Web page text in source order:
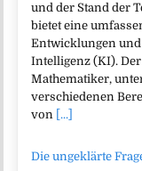
und der Stand der
bietet eine
Entwicklungen
Intelligenz (KI).
Mathematiker,
verschiedenen
von [...]
Die ungeklärte